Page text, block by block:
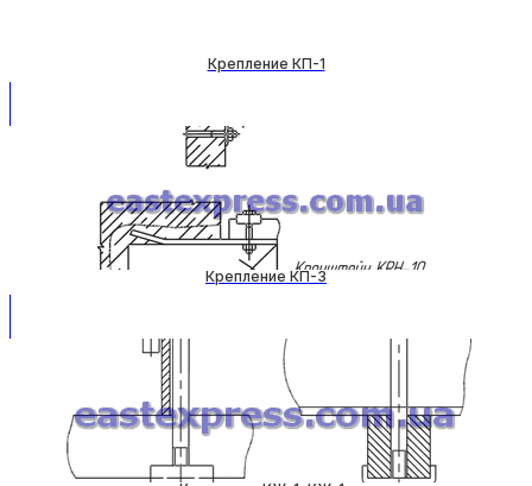
Крепление КП-1
Крепление КП-3